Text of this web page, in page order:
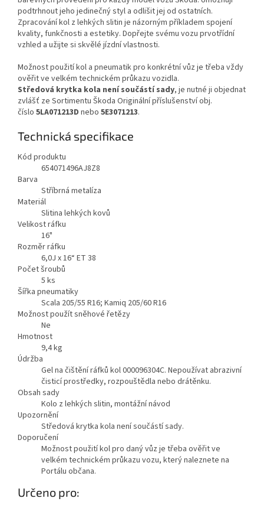
podtrhnout jeho jedinečný styl a odlišit jej od ostatních.
Zpracování kol z lehkých slitin je názorným příkladem spojení
kvality, funkčnosti a estetiky. Dopřejte svému vozu prvotřídní
vzhled a užijte si skvělé jízdní vlastnosti.
Možnost použití kol a pneumatik pro konkrétní vůz je třeba vždy
ověřit ve velkém technickém průkazu vozidla.
Středová krytka kola není součástí sady, je nutné ji objednat
zvlášť ze Sortimentu Škoda Originální příslušenství obj.
číslo 5LA071213D nebo 5E3071213.
Technická specifikace
Kód produktu
654071496AJ8Z8
Barva
Stříbrná metalíza
Materiál
Slitina lehkých kovů
Velikost ráfku
16"
Rozměr ráfku
6,0J x 16“ ET 38
Počet šroubů
5 ks
Šířka pneumatiky
Scala 205/55 R16; Kamiq 205/60 R16
Možnost použít sněhové řetězy
Ne
Hmotnost
9,4kg
Údržba
Gel na čištění ráfků kol 000096304C. Nepoužívat abrazivní
čisticí prostředky, rozpouštědla nebo drátěnku.
Obsah sady
Kolo z lehkých slitin, montážní návod
Upozornění
Středová krytka kola není součástí sady.
Doporučení
Možnost použití kol pro daný vůz je třeba ověřit ve
velkém technickém průkazu vozu, který naleznete na
Portálu občana.
méně
Určeno pro: